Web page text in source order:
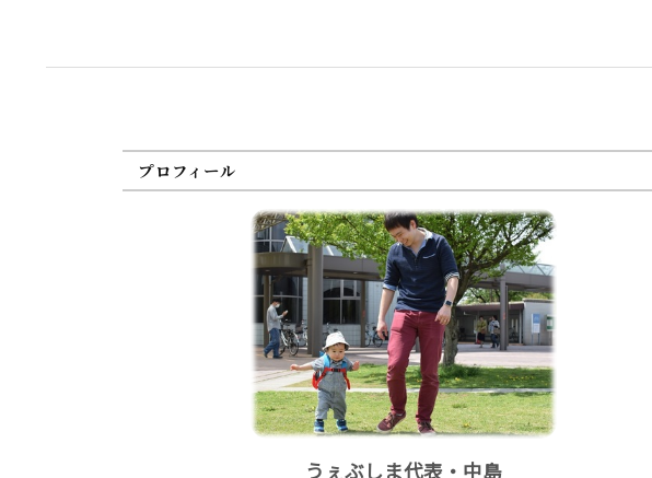
プロフィール
うぇぶしま代表・中島